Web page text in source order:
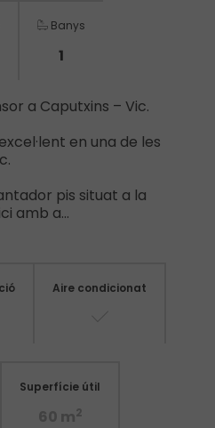
Banys
1
a Caputxins – Vic.
en una de les
pis situat a la
amb a...
Aire condicionat
Superfície útil
60 m2